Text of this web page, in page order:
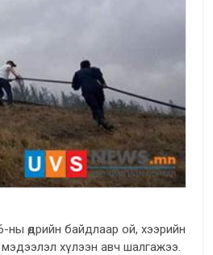
өдрийн байдлаар ой, хээрийн
мэдээлэл хүлээн авч шалгажээ.